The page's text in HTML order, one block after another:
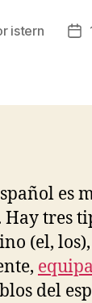
istern
es
Hay tres
(el,
del